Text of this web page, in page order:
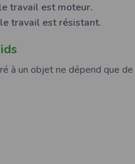
travail est moteur.
travail est résistant.
à un objet ne dépend que